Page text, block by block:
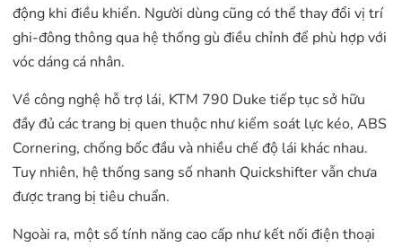
động khi điều khiển. Người dùng cũng có thể thay đổi vị trí
ghi-đông thông qua hệ thống gù điều chỉnh để phù hợp với
vóc dáng cá nhân.
Về công nghệ hỗ trợ lái, KTM 790 Duke tiếp tục sở hữu
đầy đủ các trang bị quen thuộc như kiểm soát lực kéo, ABS
Cornering, chống bốc đầu và nhiều chế độ lái khác nhau.
Tuy nhiên, hệ thống sang số nhanh Quickshifter vẫn chưa
được trang bị tiêu chuẩn.
Ngoài ra, một số tính năng cao cấp như kết nối điện thoại